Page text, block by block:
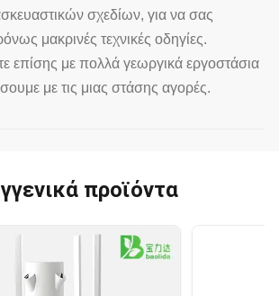
σχεδίων, για να σας
μακρινές τεχνικές οδηγίες.
επίσης με πολλά γεωργικά εργοστάσια
με τις μιας στάσης αγορές.
προϊόντα